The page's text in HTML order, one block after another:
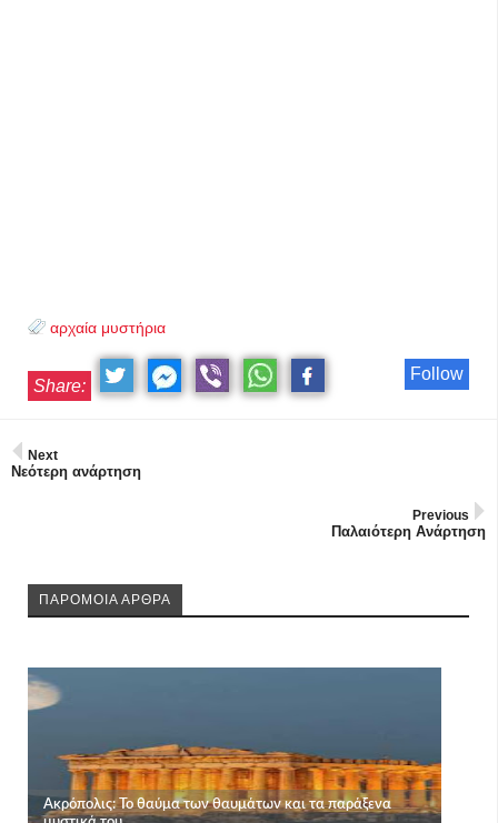
αρχαία μυστήρια
Follow
Share:
Next
Νεότερη ανάρτηση
Previous
Παλαιότερη Ανάρτηση
ΠΑΡΟΜΟΙΑ ΑΡΘΡΑ